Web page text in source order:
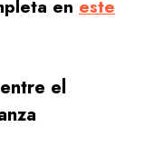
en este
el